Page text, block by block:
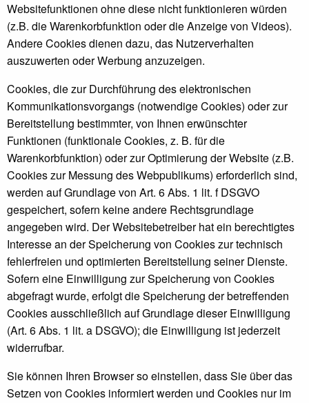
Websitefunktionen ohne diese nicht funktionieren würden
(z.B. die Warenkorbfunktion oder die Anzeige von Videos).
Andere Cookies dienen dazu, das Nutzerverhalten
auszuwerten oder Werbung anzuzeigen.
Cookies, die zur Durchführung des elektronischen
Kommunikationsvorgangs (notwendige Cookies) oder zur
Bereitstellung bestimmter, von Ihnen erwünschter
Funktionen (funktionale Cookies, z. B. für die
Warenkorbfunktion) oder zur Optimierung der Website (z.B.
Cookies zur Messung des Webpublikums) erforderlich sind,
werden auf Grundlage von Art. 6 Abs. 1 lit. f DSGVO
gespeichert, sofern keine andere Rechtsgrundlage
angegeben wird. Der Websitebetreiber hat ein berechtigtes
Interesse an der Speicherung von Cookies zur technisch
fehlerfreien und optimierten Bereitstellung seiner Dienste.
Sofern eine Einwilligung zur Speicherung von Cookies
abgefragt wurde, erfolgt die Speicherung der betreffenden
Cookies ausschließlich auf Grundlage dieser Einwilligung
(Art. 6 Abs. 1 lit. a DSGVO); die Einwilligung ist jederzeit
widerrufbar.
Sie können Ihren Browser so einstellen, dass Sie über das
Setzen von Cookies informiert werden und Cookies nur im